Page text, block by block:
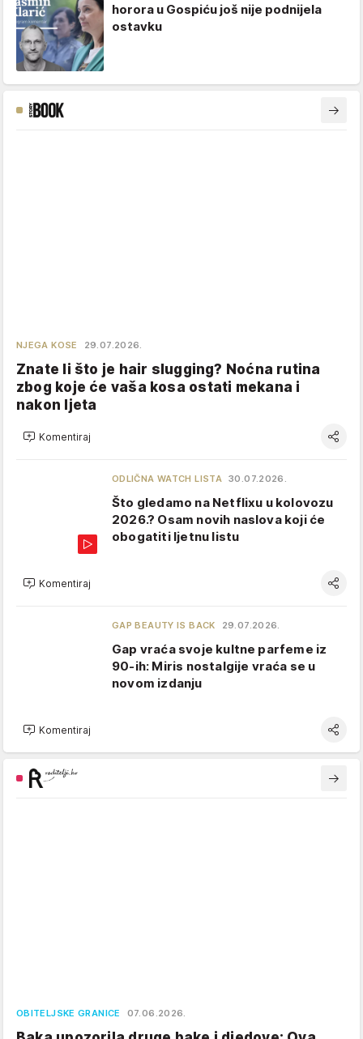
horora u Gospiću još nije podnijela
ostavku
NJEGA KOSE 29.07.2026.
Znate li što je hair slugging? Noćna rutina
zbog koje će vaša kosa ostati mekana i
nakon ljeta
Komentiraj
ODLIČNA WATCH LISTA 30.07.2026.
Što gledamo na Netflixu u kolovozu
2026.? Osam novih naslova koji će
obogatiti ljetnu listu
Komentiraj
GAP BEAUTY IS BACK 29.07.2026.
Gap vraća svoje kultne parfeme iz
90-ih: Miris nostalgije vraća se u
novom izdanju
Komentiraj
OBITELJSKE GRANICE 07.06.2026.